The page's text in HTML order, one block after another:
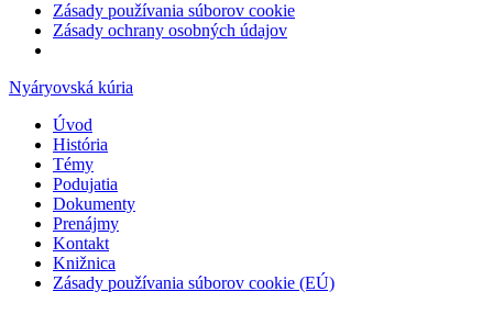
Zásady používania súborov cookie
Zásady ochrany osobných údajov
Nyáryovská kúria
Úvod
História
Témy
Podujatia
Dokumenty
Prenájmy
Kontakt
Knižnica
Zásady používania súborov cookie (EÚ)